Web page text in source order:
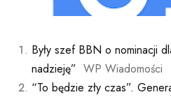
Były szef BBN o nominacji
nadzieję” WP Wiadomości
“To będzie zły czas”.